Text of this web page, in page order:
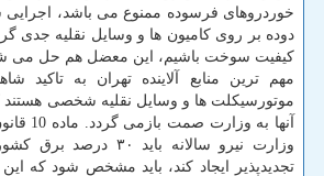
خوردروهای فرسوده ممنوع می باشد،
دوده بر روی كامیون ها و وسایل نقلیه جدی
كیفیت سوخت باشیم، این معضل هم حل می
مهم ترین منابع آلاینده تهران به تاكید
موتورسیكلت ها و وسایل نقلیه شخصی هستند
آنها به
وزارت نیرو سالانه باید